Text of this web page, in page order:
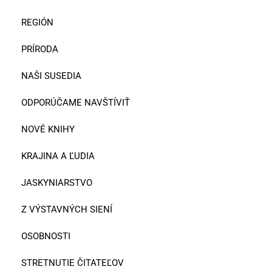
REGIÓN
PRÍRODA
NAŠI SUSEDIA
ODPORÚČAME NAVŠTÍVIŤ
NOVÉ KNIHY
KRAJINA A ĽUDIA
JASKYNIARSTVO
Z VÝSTAVNÝCH SIENÍ
OSOBNOSTI
STRETNUTIE ČITATEĽOV